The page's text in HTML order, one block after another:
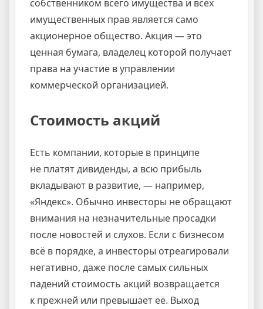
собственником всего имущества и всех
имущественных прав является само
акционерное общество. Акция — это
ценная бумага, владелец которой получает
права на участие в управлении
коммерческой организацией.
Стоимость акций
Есть компании, которые в принципе
не платят дивиденды, а всю прибыль
вкладывают в развитие, — например,
«Яндекс». Обычно инвесторы не обращают
внимания на незначительные просадки
после новостей и слухов. Если с бизнесом
всё в порядке, а инвесторы отреагировали
негативно, даже после самых сильных
падений стоимость акций возвращается
к прежней или превышает её. Выход